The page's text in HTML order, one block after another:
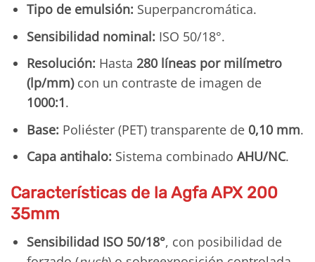
Tipo de emulsión: Superpancromática.
Sensibilidad nominal: ISO 50/18°.
Resolución: Hasta 280 líneas por milímetro
(lp/mm)con un contraste de imagen de
1000:1.
Base: Poliéster (PET) transparente de 0,10 mm.
Capa antihalo: Sistema combinado AHU/NC.
Características de la Agfa APX 200
35mm
Sensibilidad ISO 50/18°, con posibilidad de